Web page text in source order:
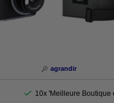
agrandir
10x 'Meilleure Boutique